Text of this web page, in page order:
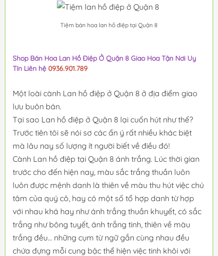
Tiệm bán hoa lan hồ điệp tại Quận 8
Shop Bán Hoa Lan Hồ Điệp Ở Quận 8 Giao Hoa Tận Nơi Uy
Tín Liên hệ 0936.901.789
Một loài cành Lan hồ điệp ở Quận 8 ở địa điểm giao
lưu buôn bán.
Tại sao Lan hồ điệp ở Quận 8 lại cuốn hút như thế?
Trước tiên tôi sẽ nói sơ các ẩn ý rất nhiều khác biệt
mà lâu nay số lượng ít người biết về điều đó!
Cành Lan hồ điệp tại Quận 8 ánh trắng. Lúc thời gian
trước cho đến hiện nay, màu sắc trắng thuần luôn
luôn được mệnh danh là thiên về màu thu hút việc chú
tâm của quý cô, hay có một số tổ hợp danh từ hợp
với nhau khá hay như ánh trắng thuần khuyết, có sắc
trắng như bông tuyết, ánh trắng tinh, thiên về màu
trắng đều... những cụm từ ngữ gắn cùng nhau đều
chứa đựng mỗi cung bậc thể hiện việc tinh khôi với